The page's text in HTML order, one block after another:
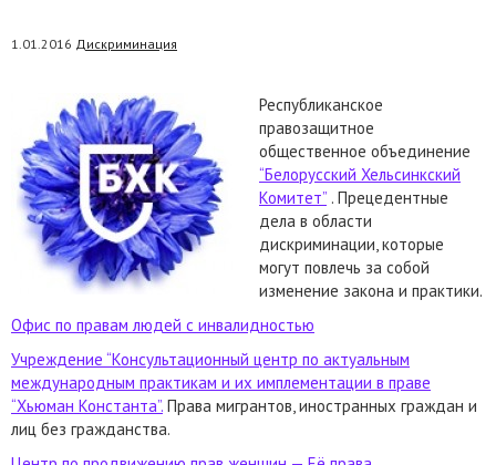
1.01.2016 Дискриминация
Республиканское
правозащитное
общественное объединение
“Белорусский Хельсинкский
Комитет” . Прецедентные
дела в области
дискриминации, которые
могут повлечь за собой
изменение закона и практики.
Офис по правам людей с инвалидностью
Учреждение “Консультационный центр по актуальным
международным практикам и их имплементации в праве
“Хьюман Константа”. Права мигрантов, иностранных граждан и
лиц без гражданства.